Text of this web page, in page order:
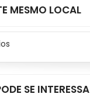
MESMO LOCAL
SE